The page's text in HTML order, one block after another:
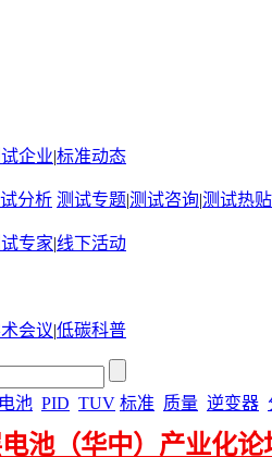
企业|标准动态
分析 测试专题|测试咨询|测试热贴
专家|线下活动
会议|低碳科普
电池 PID TUV 标准 质量 逆变器
池（华中）产业化论